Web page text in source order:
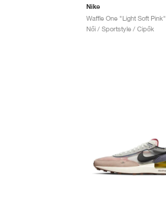
Nike
Waffle One "Light Soft Pink"
Női / Sportstyle / Cipők